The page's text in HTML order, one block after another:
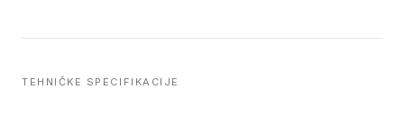
TEHNIČKE SPECIFIKACIJE